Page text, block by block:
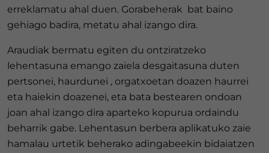
erreklamatu ahal duen. Gorabeherak bat baino
gehiago badira, metatu ahal izango dira.
Araudiak bermatu egiten du ontziratzeko
lehentasuna emango zaiela desgaitasuna duten
pertsonei, haurdunei , orgatxoetan doazen haurrei
eta haiekin doazenei, eta bata bestearen ondoan
joan ahal izango dira aparteko kopurua ordaindu
beharrik gabe. Lehentasun berbera aplikatuko zaie
hamalau urtetik beherako adingabeekin bidaiatzen